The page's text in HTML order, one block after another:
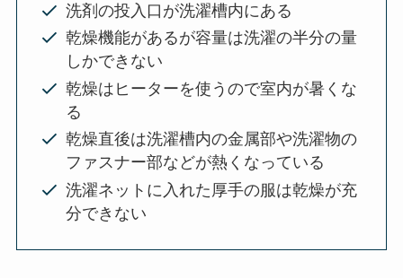
洗剤の投入口が洗濯槽内にある
乾燥機能があるが容量は洗濯の半分の量
しかできない
乾燥はヒーターを使うので室内が暑くな
る
乾燥直後は洗濯槽内の金属部や洗濯物の
ファスナー部などが熱くなっている
洗濯ネットに入れた厚手の服は乾燥が充
分できない